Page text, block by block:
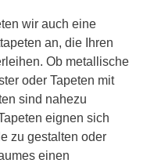
wir auch eine
an, die Ihren
Ob metallische
oder Tapeten mit
sind nahezu
eignen sich
zu gestalten oder
einen